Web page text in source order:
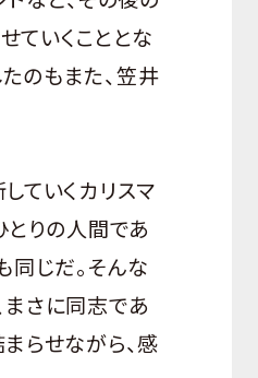
ていくこととな
のもまた、笠井
ていくカリスマ
とりの人間であ
同じだ。そんな
さに同志であ
らせながら、感